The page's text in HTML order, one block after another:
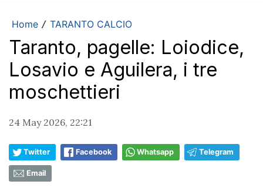
Home / TARANTO CALCIO
Taranto, pagelle: Loiodice,
Losavio e Aguilera, i tre
moschettieri
24 May 2026, 22:21
Twitter Facebook Whatsapp Telegram
Email